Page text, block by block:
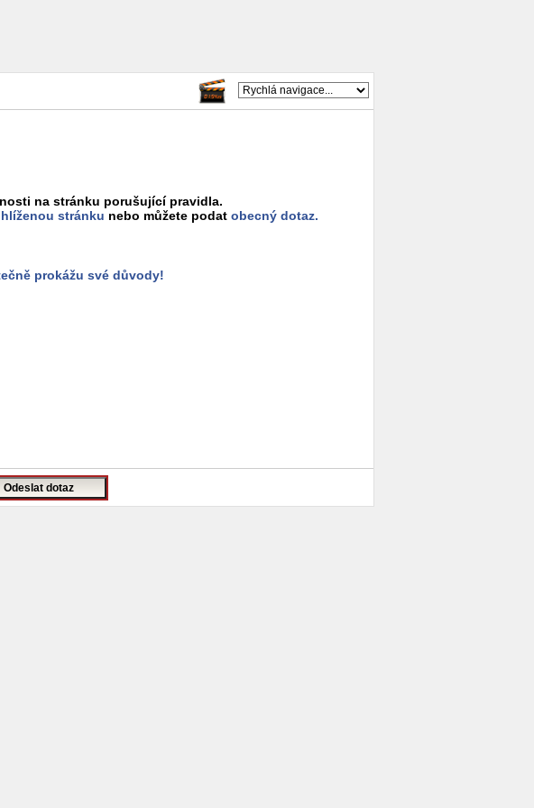
na stránku porušující pravidla.
stránku nebo můžete podat obecný dotaz.
prokážu své důvody!